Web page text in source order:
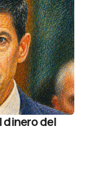
dinero del